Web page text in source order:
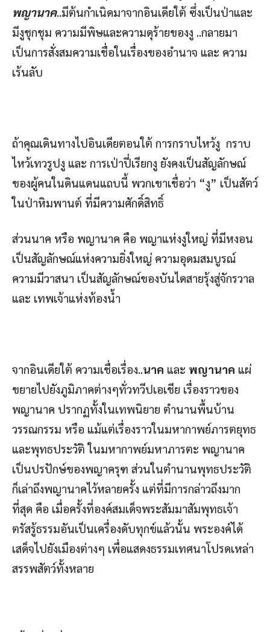
พญานาค..มีต้นกำเนิดมาจากอินเดียใต้ ซึ่งเป็นป่าและ
มีงูชุกชุม ความมีพิษและความดุร้ายของงู ..กลายมา
เป็นการสั่งสมความเชื่อในเรื่องของอำนาจ และ ความ
เร้นลับ
ถ้าคุณเดินทางไปอินเดียตอนใต้ การกราบไหว้งู กราบ
ไหว้เทวรูปงู และ การเป่าปี่เรียกงู ยังคงเป็นสัญลักษณ์
ของผู้คนในดินแดนแถบนี้ พวกเขาเชื่อว่า “งู” เป็นสัตว์
ในป่าหิมพานต์ ที่มีความศักดิ์สิทธิ์
ส่วนนาค หรือ พญานาค คือ พญาแห่งงูใหญ่ ที่มีหงอน
เป็นสัญลักษณ์แห่งความยิ่งใหญ่ ความอุดมสมบูรณ์
ความมีวาสนา เป็นสัญลักษณ์ของบันไดสายรุ้งสู่จักรวาล
และ เทพเจ้าแห่งท้องน้ำ
จากอินเดียใต้ ความเชื่อเรื่อง..นาค และ พญานาค แผ่
ขยายไปยังภูมิภาคต่างๆทั่วทวีปเอเชีย เรื่องราวของ
พญานาค ปรากฏทั้งในเทพนิยาย ตำนานพื้นบ้าน
วรรณกรรม หรือ แม้แต่เรื่องราวในมหากาพย์ภารตยุทธ
และพุทธประวัติ ในมหากาพย์มหาภารตะ พญานาค
เป็นปรปักษ์ของพญาครุฑ ส่วนในตำนานพุทธประวัติ
ก็เล่าถึงพญานาคไว้หลายครั้ง แต่ที่มีการกล่าวถึงมาก
ที่สุด คือ เมื่อครั้งที่องค์สมเด็จพระสัมมาสัมพุทธเจ้า
ตรัสรู้ธรรมอันเป็นเครื่องดับทุกข์แล้วนั้น พระองค์ได้
เสด็จไปยังเมืองต่างๆ เพื่อแสดงธรรมเทศนาโปรดเหล่า
สรรพสัตว์ทั้งหลาย